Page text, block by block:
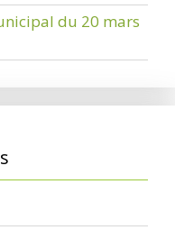
du 20 mars